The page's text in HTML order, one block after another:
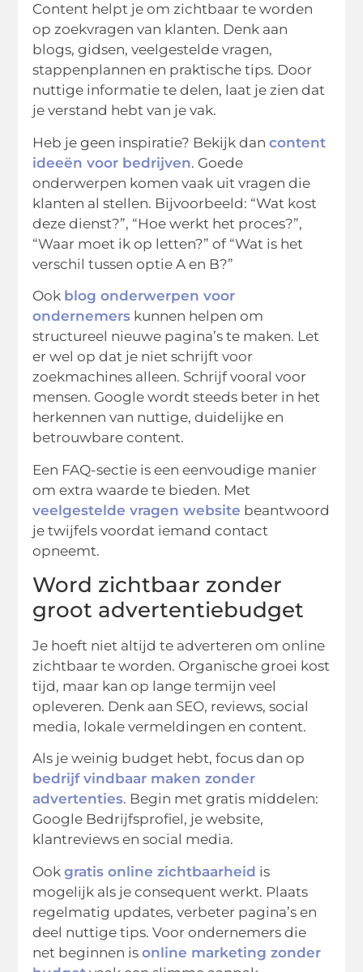
Content helpt je om zichtbaar te worden
op zoekvragen van klanten. Denk aan
blogs, gidsen, veelgestelde vragen,
stappenplannen en praktische tips. Door
nuttige informatie te delen, laat je zien dat
je verstand hebt van je vak.
Heb je geen inspiratie? Bekijk dancontent
ideeën voor bedrijven. Goede
onderwerpen komen vaak uit vragen die
klanten al stellen. Bijvoorbeeld: “Wat kost
deze dienst?”, “Hoe werkt het proces?”,
“Waar moet ik op letten?” of “Wat is het
verschil tussen optie A en B?”
Ook blog onderwerpen voor
ondernemers kunnen helpen om
structureel nieuwe pagina’s te maken. Let
er wel op dat je niet schrijft voor
zoekmachines alleen. Schrijf vooral voor
mensen. Google wordt steeds beter in het
herkennen van nuttige, duidelijke en
betrouwbare content.
Een FAQ-sectie is een eenvoudige manier
om extra waarde te bieden. Met
veelgestelde vragen website beantwoord
je twijfels voordat iemand contact
opneemt.
Word zichtbaar zonder
groot advertentiebudget
Je hoeft niet altijd te adverteren om online
zichtbaar te worden. Organische groei kost
tijd, maar kan op lange termijn veel
opleveren. Denk aan SEO, reviews, social
media, lokale vermeldingen en content.
Als je weinig budget hebt, focus dan op
bedrijf vindbaar maken zonder
advertenties. Begin met gratis middelen:
Google Bedrijfsprofiel, je website,
klantreviews en social media.
Ookgratis online zichtbaarheid is
mogelijk als je consequent werkt. Plaats
regelmatig updates, verbeter pagina’s en
deel nuttige tips. Voor ondernemers die
net beginnen isonline marketing zonder